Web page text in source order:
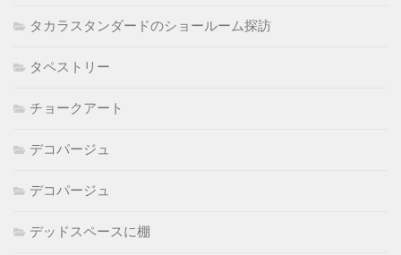
タカラスタンダードのショールーム探訪
タペストリー
チョークアート
デコパージュ
デコパージュ
デッドスペースに棚